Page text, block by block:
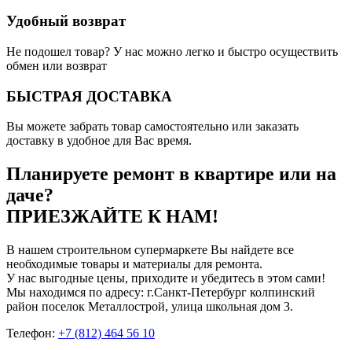
Удобный возврат
Не подошел товар? У нас можно легко и быстро осуществить
обмен или возврат
БЫСТРАЯ ДОСТАВКА
Вы можете забрать товар самостоятельно или заказать
доставку в удобное для Вас время.
Планируете ремонт в квартире или на
даче?
ПРИЕЗЖАЙТЕ К НАМ!
В нашем строительном супермаркете Вы найдете все
необходимые товары и материалы для ремонта.
У нас выгодные цены, приходите и убедитесь в этом сами!
Мы находимся по адресу: г.Санкт-Петербург колпинский
район поселок Металлострой, улица школьная дом 3.
Телефон: +7 (812) 464 56 10